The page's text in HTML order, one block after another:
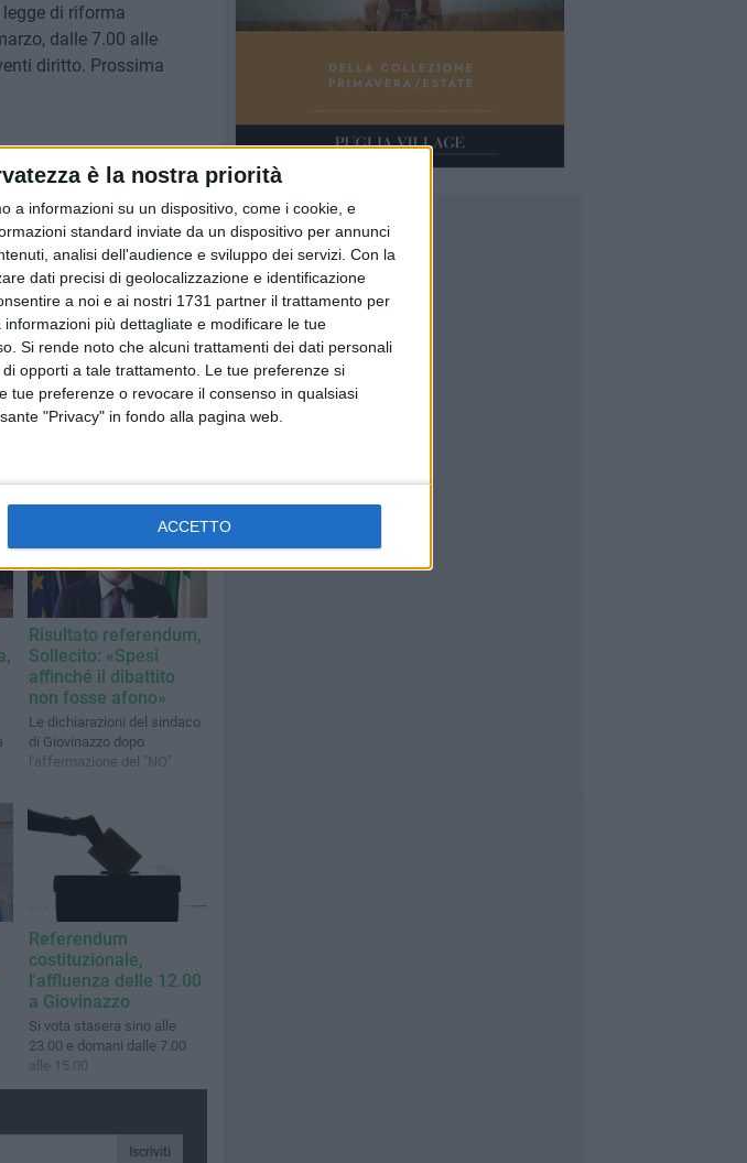
è la nostra priorità
a informazioni su un dispositivo, come i cookie, e
standard inviate da un dispositivo per annunci
analisi dell'audience e sviluppo dei servizi. Con la
dati precisi di geolocalizzazione e identificazione
a noi e ai nostri 1731 partner il trattamento per
più dettagliate e modificare le tue
Si rende noto che alcuni trattamenti dei dati personali
opporti a tale trattamento. Le tue preferenze si
tue preferenze o revocare il consenso in qualsiasi
"Privacy" in fondo alla pagina web.
ACCETTO
di riforma
dalle 7.00 alle
diritto. Prossima
litorale, gli
del sindaco di
- FOTO
Risultato referendum,
Sollecito: «Spesi
affinché il dibattito
non fosse afono»
Le dichiarazioni del sindaco
di Giovinazzo dopo
l'affermazione del "NO"
Referendum
costituzionale,
l'affluenza delle 12.00
a Giovinazzo
Si vota stasera sino alle
23.00 e domani dalle 7.00
alle 15.00
Iscriviti